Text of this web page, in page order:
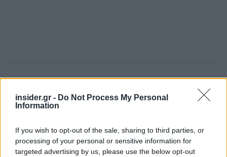
insider.gr - Do Not Process My Personal
Information
If you wish to opt-out of the sale, sharing to third parties, or
processing of your personal or sensitive information for
targeted advertising by us, please use the below opt-out
πρώτοι όλες τιςειδήσειςαπό την Ελλάδα και τον κόσμο.